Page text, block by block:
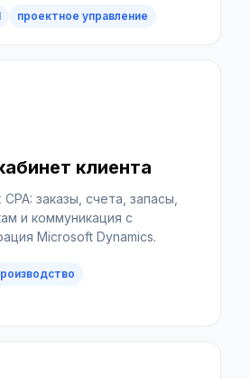
проектное управление
клиента
заказы, счета, запасы,
и коммуникация с
Microsoft Dynamics.
обратная связь
связь